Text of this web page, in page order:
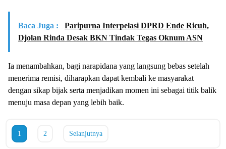
Baca Juga :
Paripurna Interpelasi DPRD Ende Ricuh,
Djolan Rinda Desak BKN Tindak Tegas Oknum ASN
Ia menambahkan, bagi narapidana yang langsung bebas setelah
menerima remisi, diharapkan dapat kembali ke masyarakat
dengan sikap bijak serta menjadikan momen ini sebagai titik balik
menuju masa depan yang lebih baik.
1 2 Selanjutnya